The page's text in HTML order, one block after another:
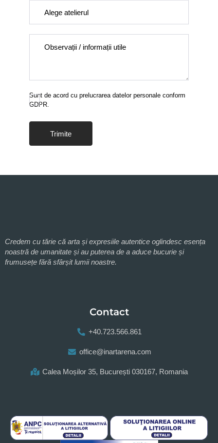
Sunt de acord cu prelucrarea datelor personale conform
GDPR.
Credem cu tărie că arta și expresiile autentice oglindesc esența
noastră de umanitate și au puterea de a aduce bucurie și
frumusețe fără sfârșit lumii noastre.
Contact
+40.723.566.861
office@inartarena.com
Calea Moșilor 35, București 030167, Romania